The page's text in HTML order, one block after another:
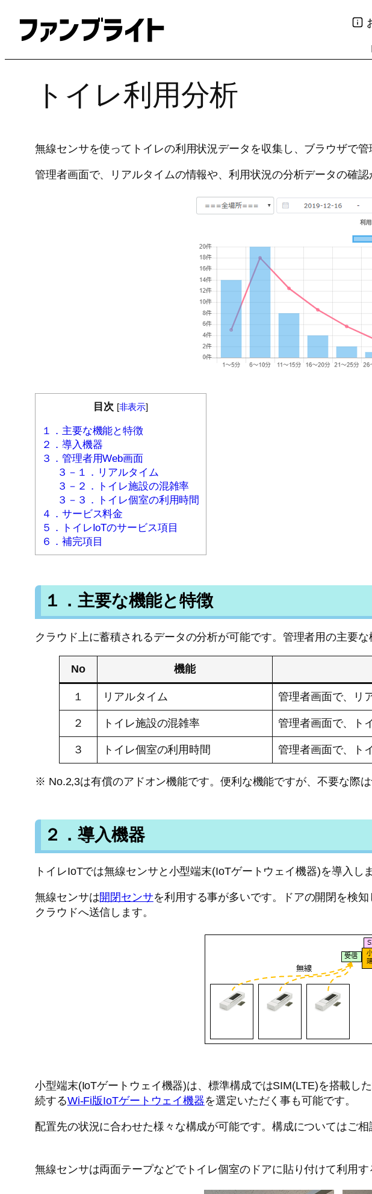
ス
トイレ利用分析
無線センサを使ってトイレの利用状況データを収集し、ブラウザで
管理者画面で、リアルタイムの情報や、利用状況の分析データの確認
目次 [非表示]
１．主要な機能と特徴
２．導入機器
３．管理者用Web画面
３－１．リアルタイム
３－２．トイレ施設の混雑率
３－３．トイレ個室の利用時間
４．サービス料金
５．トイレIoTのサービス項目
６．補完項目
１．主要な機能と特徴
クラウド上に蓄積されるデータの分析が可能です。管理者用の主要な
No 機能
１ リアルタイム 管理者画面で、リ
２ トイレ施設の混雑率 管理者画面で、ト
３ トイレ個室の利用時間 管理者画面で、ト
※ No.2,3は有償のアドオン機能です。便利な機能ですが、不要な際は
２．導入機器
トイレIoTでは無線センサと小型端末(IoTゲートウェイ機器)を導入しま
無線センサは開閉センサを利用する事が多いです。ドアの開閉を検
クラウドへ送信します。
小型端末(IoTゲートウェイ機器)は、標準構成ではSIM(LTE)を搭載し
続するWi-Fi版IoTゲートウェイ機器を選定いただく事も可能です。
配置先の状況に合わせた様々な構成が可能です。構成についてはご相
無線センサは両面テープなどでトイレ個室のドアに貼り付けて利用す